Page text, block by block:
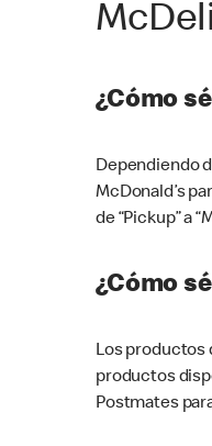
¿Cómo
Dependiendo
McDonald’s
de “Pickup” a
¿Cómo
Los productos
productos
Postmates